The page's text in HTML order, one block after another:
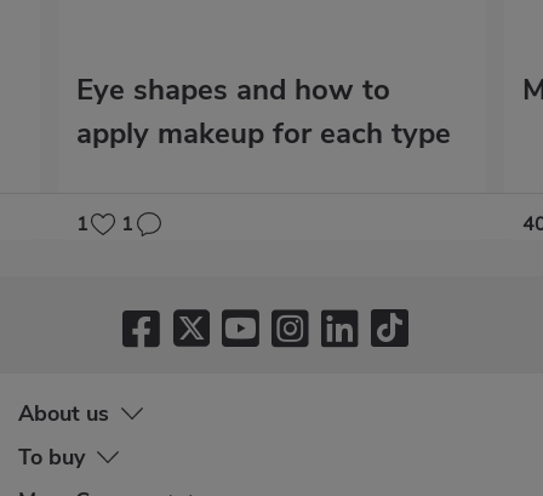
Eye shapes and how to
apply makeup for each type
1 1
About us
To buy